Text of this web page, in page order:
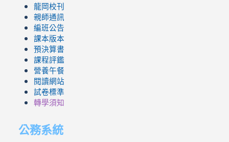
龍岡校刊
親師通訊
編班公告
課本版本
預決算書
課程評鑑
營養午餐
閱讀網站
試卷標準
轉學須知
公務系統